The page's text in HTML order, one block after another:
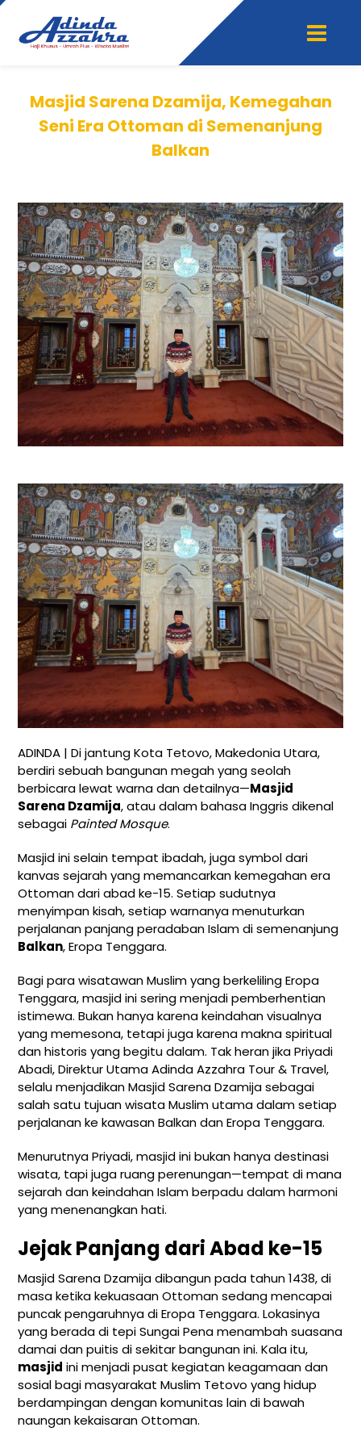
Masjid Sarena Dzamija, Kemegahan
Seni Era Ottoman di Semenanjung
Balkan
ADINDA | Di jantung Kota Tetovo, Makedonia Utara,
berdiri sebuah bangunan megah yang seolah
berbicara lewat warna dan detailnya—Masjid
Sarena Dzamija, atau dalam bahasa Inggris dikenal
sebagai Painted Mosque.
Masjid ini selain tempat ibadah, juga symbol dari
kanvas sejarah yang memancarkan kemegahan era
Ottoman dari abad ke-15. Setiap sudutnya
menyimpan kisah, setiap warnanya menuturkan
perjalanan panjang peradaban Islam di semenanjung
Balkan, Eropa Tenggara.
Bagi para wisatawan Muslim yang berkeliling Eropa
Tenggara, masjid ini sering menjadi pemberhentian
istimewa. Bukan hanya karena keindahan visualnya
yang memesona, tetapi juga karena makna spiritual
dan historis yang begitu dalam. Tak heran jika Priyadi
Abadi, Direktur Utama Adinda Azzahra Tour & Travel,
selalu menjadikan Masjid Sarena Dzamija sebagai
salah satu tujuan wisata Muslim utama dalam setiap
perjalanan ke kawasan Balkan dan Eropa Tenggara.
Menurutnya Priyadi, masjid ini bukan hanya destinasi
wisata, tapi juga ruang perenungan—tempat di mana
sejarah dan keindahan Islam berpadu dalam harmoni
yang menenangkan hati.
Jejak Panjang dari Abad ke-15
Masjid Sarena Dzamija dibangun pada tahun 1438, di
masa ketika kekuasaan Ottoman sedang mencapai
puncak pengaruhnya di Eropa Tenggara. Lokasinya
yang berada di tepi Sungai Pena menambah suasana
damai dan puitis di sekitar bangunan ini. Kala itu,
masjid ini menjadi pusat kegiatan keagamaan dan
sosial bagi masyarakat Muslim Tetovo yang hidup
berdampingan dengan komunitas lain di bawah
naungan kekaisaran Ottoman.